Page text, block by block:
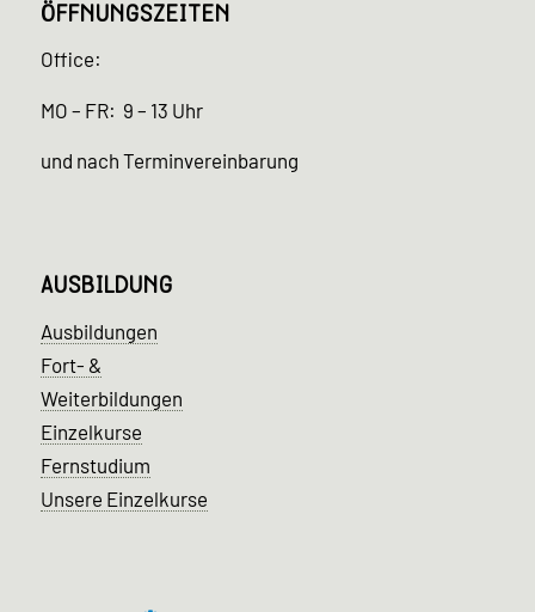
ÖFFNUNGSZEITEN
Office:
MO – FR: 9 – 13 Uhr
und nach Terminvereinbarung
AUSBILDUNG
Ausbildungen
Fort- &
Weiterbildungen
Einzelkurse
Fernstudium
Unsere Einzelkurse